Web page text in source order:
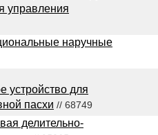
управления
наручные
устройство для
пасхи // 68749
делительно-